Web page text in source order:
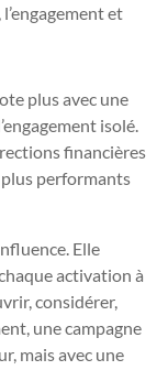
et
plus avec une
isolé.
financières
performants
Elle
activation à
considérer,
une campagne
mais avec une